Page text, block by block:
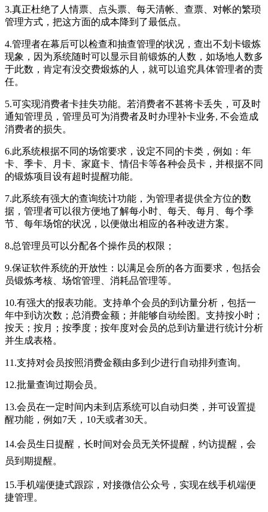
3.真正杜绝了人情票、点头票、每天清帐、查票、对帐的繁琐
管理方式，把这方面的成本降到了最低点。
4.管理者在幕后可以检查和抽查管理的状况，查出不划卡锻炼
现象，因为系统随时可以显示目前锻炼的人数，如场地人数多
于此数，肯定有没交费煅炼的人，就可以追究具体管理者的责
任。
5.可实现消费者卡挂失功能。若消费者不甚将卡丢失，可及时
通知管理员，管理员可为消费者及时办理补卡业务, 不会造成
消费者的损失。
6.此系统根据不同的场馆要求，设定不同的卡类，例如：年
卡、季卡、月卡、家庭卡、情侣卡等各种会员卡，并根据不同
的锻炼项目设有超时提醒功能。
7.此系统有强大的查询统计功能，为管理者提供全方位的数
据，管理者可以很方便地了解每小时、每天、每月、每个季
节、每年场馆的状况，以便做出相应的各种改进方案。
8.总管理员可以分配各个操作员的权限；
9.保证软件系统的开放性：以满足会所的各方面要求，包括会
员锻炼考核、场馆管理、消耗品管理等。
10.有强大的报表功能。支持单个会员的到访量分析，包括一
年中到访次数；总消费金额；并能够自动绘图。支持按小时；
按天；按月；按季度；按年度对会员的总到访量进行统计分析
并生成表格。
11.支持对会员按照消费金额由多到少进行自动排列查询。
12.批量查询过期会员。
13.会员在一定时间内未到店系统可以自动归类，并可设置提
醒功能，例如7天，10天或者30天。
14.会员生日提醒， 长时间对会员无关怀提醒 ， 约访提醒， 会
员到期提醒。
15.手机端便捷式跟踪，对接微信公众号，实现在线手机端便
捷管理。